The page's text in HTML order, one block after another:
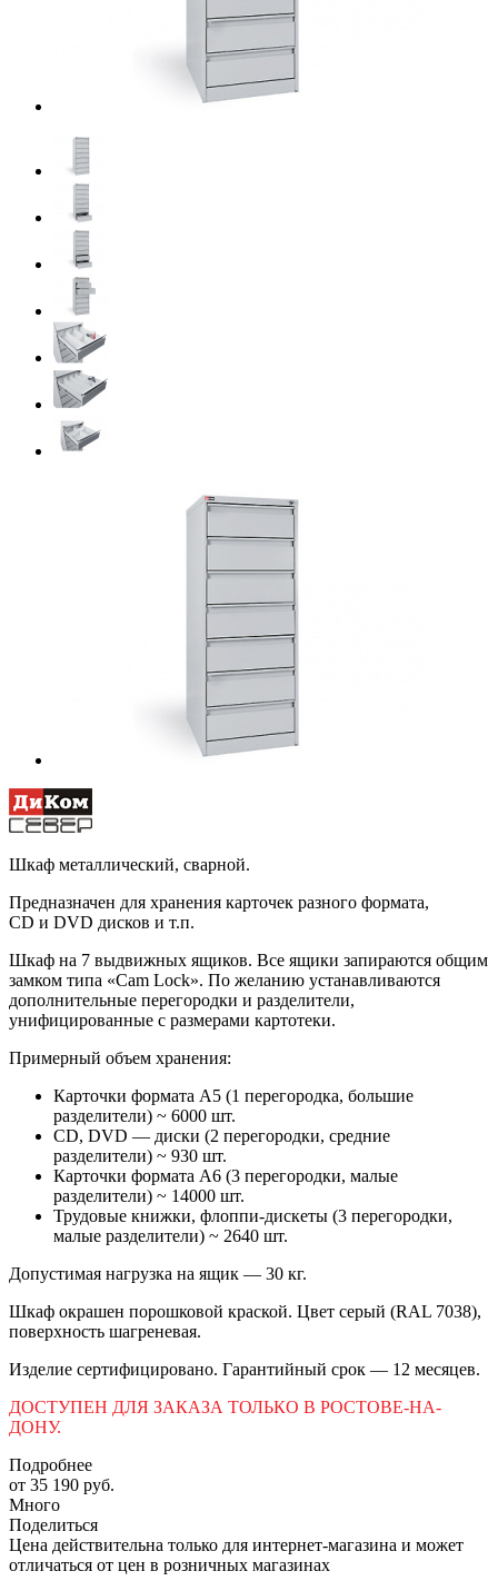
Шкаф металлический, сварной.
Предназначен для хранения карточек разного формата,
CD и DVD дисков и т.п.
Шкаф на 7 выдвижных ящиков. Все ящики запираются общим
замком типа «Cam Lock». По желанию устанавливаются
дополнительные перегородки и разделители,
унифицированные с размерами картотеки.
Примерный объем хранения:
Карточки формата А5 (1 перегородка, большие
разделители) ~ 6000 шт.
CD, DVD — диски (2 перегородки, средние
разделители) ~ 930 шт.
Карточки формата А6 (3 перегородки, малые
разделители) ~ 14000 шт.
Трудовые книжки, флоппи-дискеты (3 перегородки,
малые разделители) ~ 2640 шт.
Допустимая нагрузка на ящик — 30 кг.
Шкаф окрашен порошковой краской. Цвет серый (RAL 7038),
поверхность шагреневая.
Изделие сертифицировано. Гарантийный срок — 12 месяцев.
ДОСТУПЕН ДЛЯ ЗАКАЗА ТОЛЬКО В РОСТОВЕ-НА-
ДОНУ.
Подробнее
от 35 190 руб.
Много
Поделиться
Цена действительна только для интернет-магазина и может
отличаться от цен в розничных магазинах